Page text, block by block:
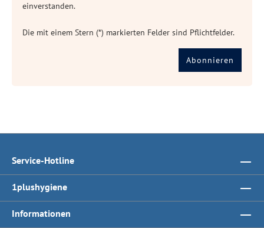
einverstanden.
Die mit einem Stern (*) markierten Felder sind Pflichtfelder.
Abonnieren
Service-Hotline
1plushygiene
Informationen